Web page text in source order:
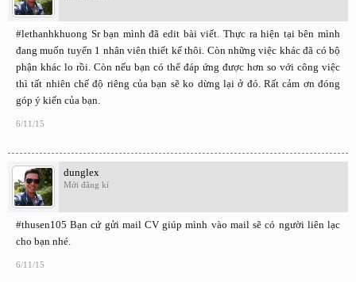
#lethanhkhuong Sr bạn mình đã edit bài viết. Thực ra hiện tại bên mình
đang muốn tuyển 1 nhân viên thiết kế thôi. Còn những việc khác đã có bộ
phận khác lo rồi. Còn nếu bạn có thể đáp ứng được hơn so với công việc
thì tất nhiên chế độ riêng của bạn sẽ ko dừng lại ở đó. Rất cảm ơn đóng
góp ý kiến của bạn.
6/11/15
dunglex
Mới đăng kí
#thusen105 Bạn cứ gửi mail CV giúp mình vào mail sẽ có người liên lạc
cho bạn nhé.
6/11/15